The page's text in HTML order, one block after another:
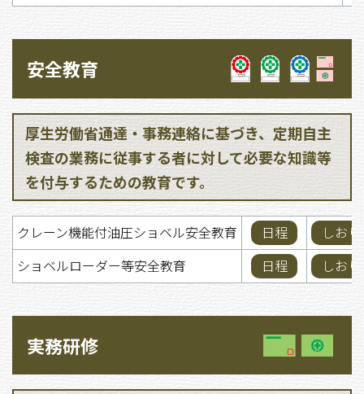
安全教育
厚生労働省通達・事務連絡に基づき、定期自主
検査の業務に従事する者に対して必要な知識等
を付与するための教育です。
クレーン機能付油圧ショベル安全教育 日程
しおり
ショベルローダー等安全教育
日程 しおり
実務研修